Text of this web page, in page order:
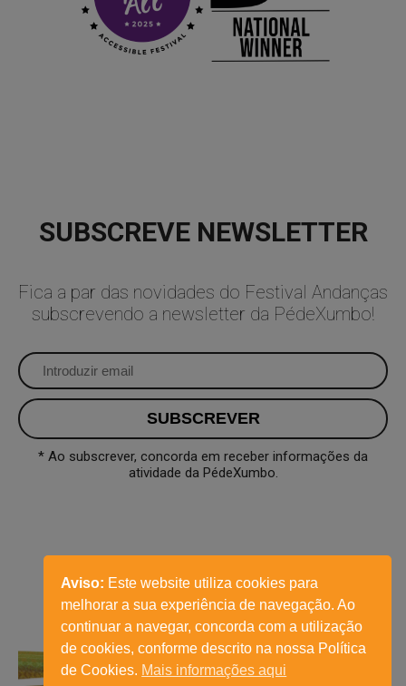
SUBSCREVE NEWSLETTER
Fica a par das novidades do Festival Andanças
subscrevendo a newsletter da PédeXumbo!
* Ao subscrever, concorda em receber informações da
atividade da PédeXumbo.
Aviso: Este website utiliza cookies para
melhorar a sua experiência de navegação. Ao
continuar a navegar, concorda com a utilização
de cookies, conforme descrito na nossa Política
de Cookies. Mais informações aqui